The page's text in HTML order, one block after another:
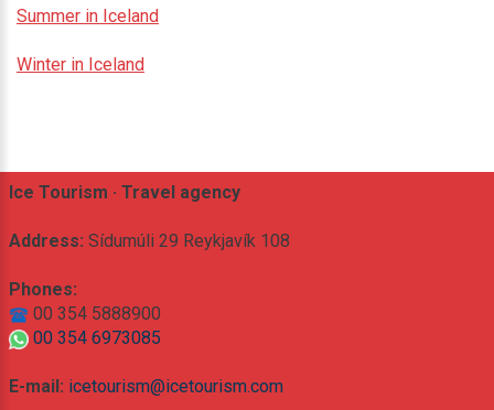
Summer in Iceland
Winter in Iceland
Ice Tourism · Travel agency
Address: Sídumúli 29 Reykjavík 108
Phones:
00 354 5888900
00 354 6973085
E-mail: icetourism@icetourism.com